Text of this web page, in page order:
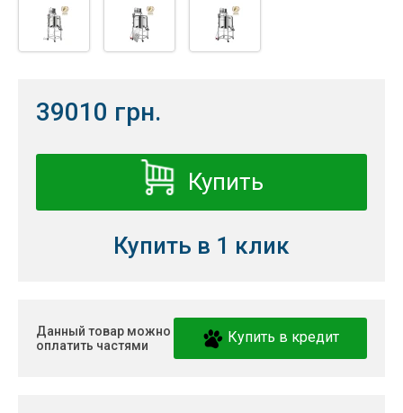
39010 грн.
Купить
Купить в 1 клик
Данный товар можно
оплатить частями
Купить в кредит